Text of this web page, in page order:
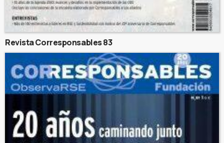
Revista Corresponsables 83